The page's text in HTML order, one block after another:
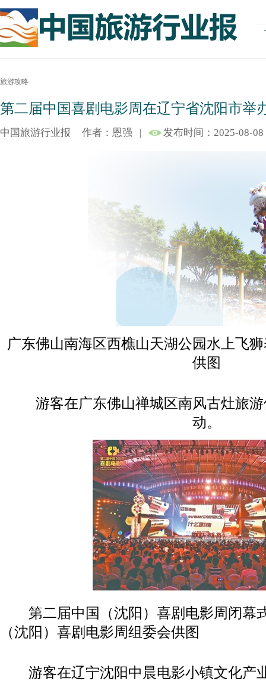
旅游攻略
第二届中国喜剧电影周在辽宁省沈阳市举
中国旅游行业报 作者：恩强 | 发布时间：2025-08-08
广东佛山南海区西樵山天湖公园水上飞
供图
游客在广东佛山禅城区南风古灶旅游
动。
第二届中国（沈阳）喜剧电影周闭幕
（沈阳）喜剧电影周组委会供图
游客在辽宁沈阳中晨电影小镇文化产